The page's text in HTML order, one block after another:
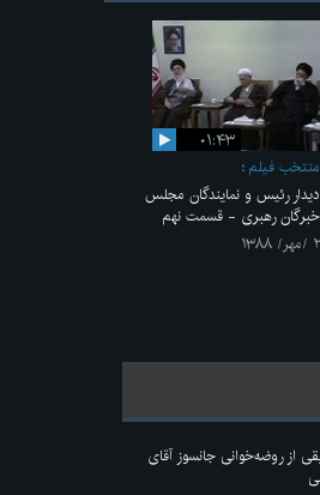
۰۱:۴۳
منتخب فیلم
دیدار رئیس و نمایندگان مجلس
خبرگان رهبری - قسمت نهم
۲ /مهر/ ۱۳۸۸
از روضه‌خوانی جانسوز آقای